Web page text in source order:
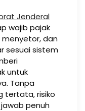
Jenderal
wajib pajak
menyetor, dan
sesuai sistem
untuk
Tanpa
tertata, risiko
penuh